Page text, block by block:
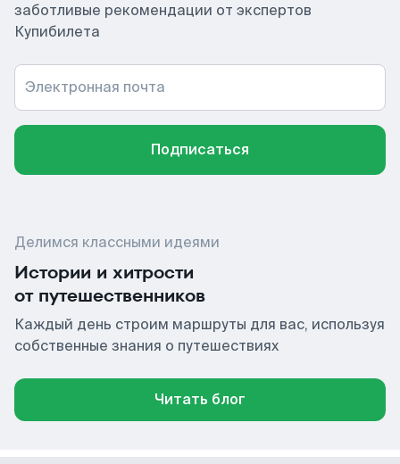
заботливые рекомендации от экспертов
Купибилета
Электронная почта
Подписаться
Делимся классными идеями
Истории и хитрости
от путешественников
Каждый день строим маршруты для вас, используя
собственные знания о путешествиях
Читать блог